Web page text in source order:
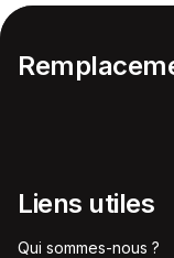
Liens utiles
Qui sommes-nous ?